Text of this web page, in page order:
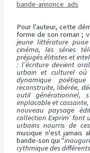
bande-annonce_ads
Pour l'auteur, cette
forme de son roman ;
jeune littérature
cinéma, les séries
préjugés élitistes et
: l’écriture devient
urbain et culturel où
dynamique
reconstruite, libérée,
outil générationnel,
implacable et cassante,
nouveau paysage
collection Exprim’ font
urbains nourris de
musique n'est jamais
bande-son qui "
rythmique des